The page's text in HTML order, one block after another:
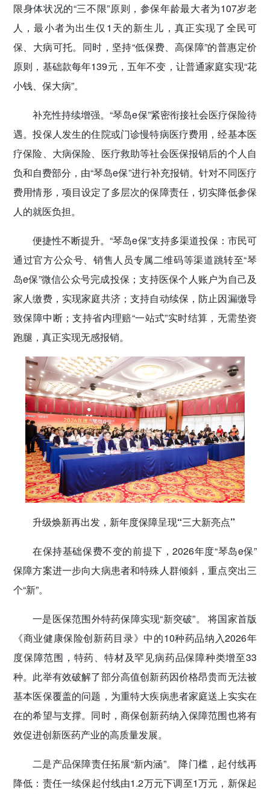
限身体状况的“三不限”原则，参保年龄最大者为107岁老
人，最小者为出生仅1天的新生儿，真正实现了全民可
保、大病可托。同时，坚持“低保费、高保障”的普惠定价
原则，基础款每年139元，五年不变，让普通家庭实现“花
小钱、保大病”。
补充性持续增强。“琴岛e保”紧密衔接社会医疗保险待
遇。投保人发生的住院或门诊慢特病医疗费用，经基本医
疗保险、大病保险、医疗救助等社会医保报销后的个人自
负和自费部分，由“琴岛e保”进行补充报销。针对不同医疗
费用情形，项目设定了多层次的保障责任，切实降低参保
人的就医负担。
便捷性不断提升。“琴岛e保”支持多渠道投保：市民可
通过官方公众号、销售人员专属二维码等渠道跳转至“琴
岛e保”微信公众号完成投保；支持医保个人账户为自己及
家人缴费，实现家庭共济；支持自动续保，防止因漏缴导
致保障中断；支持省内理赔“一站式”实时结算，无需垫资
跑腿，真正实现无感报销。
升级焕新再出发，新年度保障呈现“三大新亮点”
在保持基础保费不变的前提下，2026年度“琴岛e保”
保障方案进一步向大病患者和特殊人群倾斜，重点突出三
个“新”。
一是医保范围外特药保障实现“新突破”。 将国家首版
《商业健康保险创新药目录》中的10种药品纳入2026年
度保障范围，特药、特材及罕见病药品保障种类增至33
种。此举有效破解了部分高值创新药因价格昂贵而无法被
基本医保覆盖的问题，为重特大疾病患者家庭送上实实在
在的希望与支撑。同时，商保创新药纳入保障范围也将有
效促进创新医药产业的高质量发展。
二是产品保障责任拓展“新内涵”。 降门槛，起付线再
降低：责任一续保起付线由1.2万元下调至1万元，新保起